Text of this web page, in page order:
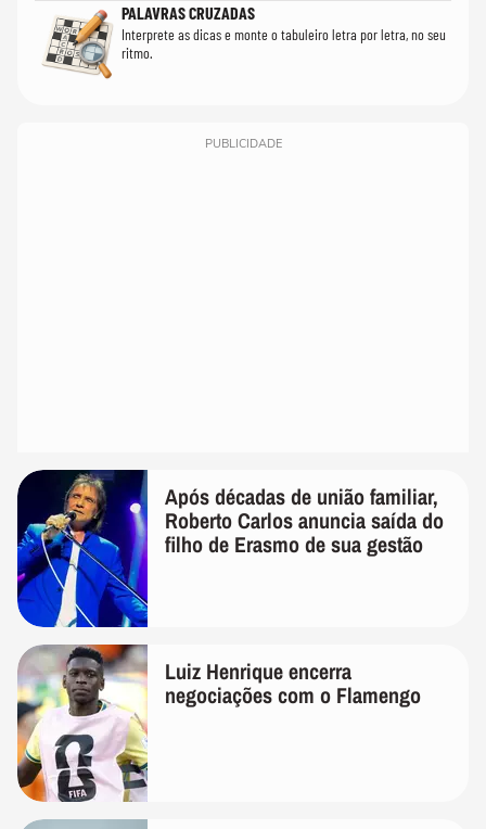
PALAVRAS CRUZADAS
Interprete as dicas e monte o tabuleiro letra por letra, no seu
ritmo.
PUBLICIDADE
Após décadas de união familiar,
Roberto Carlos anuncia saída do
filho de Erasmo de sua gestão
Luiz Henrique encerra
negociações com o Flamengo